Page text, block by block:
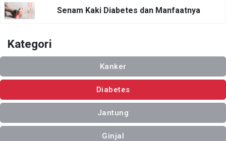
Senam Kaki Diabetes dan Manfaatnya
Kategori
Kanker
Diabetes
Jantung
Ginjal